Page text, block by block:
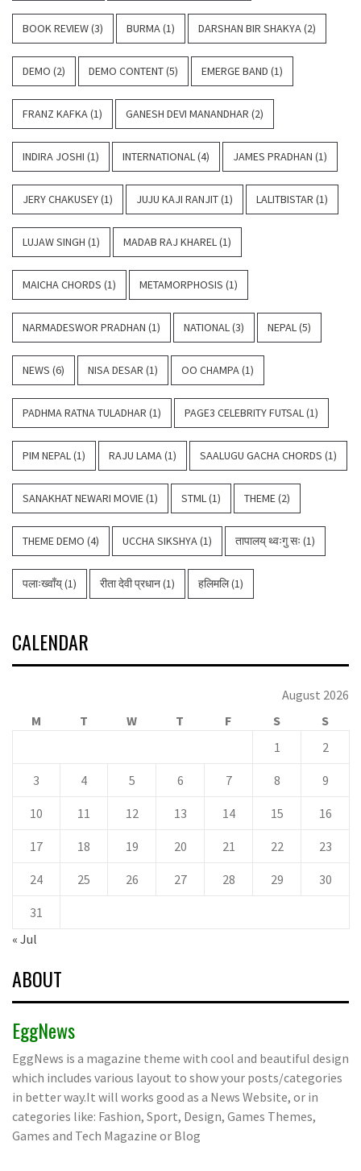
BOOK REVIEW(3) BURMA(1) DARSHAN BIR SHAKYA(2)
DEMO (2) DEMO CONTENT(5) EMERGE BAND (1)
FRANZ KAFKA(1) GANESH DEVI MANANDHAR (2)
INDIRA JOSHI (1) INTERNATIONAL(4) JAMES PRADHAN (1)
JERY CHAKUSEY(1) JUJU KAJI RANJIT(1) LALITBISTAR (1)
LUJAW SINGH (1) MADAB RAJ KHAREL(1)
MAICHA CHORDS (1) METAMORPHOSIS (1)
NARMADESWOR PRADHAN (1) NATIONAL(3) NEPAL(5)
NEWS (6) NISA DESAR (1) OO CHAMPA(1)
PADHMA RATNA TULADHAR (1) PAGE3 CELEBRITY FUTSAL(1)
PIM NEPAL(1) RAJU LAMA(1) SAALUGU GACHA CHORDS (1)
SANAKHAT NEWARI MOVIE(1) STML(1) THEME(2)
THEME DEMO (4) UCCHA SIKSHYA(1) तापालय् थ्वःगु सः (1)
पलाःख्वाँय्(1) रीता देवी प्रधान(1) हलिमलि(1)
CALENDAR
August 2026
M
T W T F S
S
1
2
3 4 5 6 7 8 9
10 11 12 13 14 15 16
17 18 19 20 21 22 23
24 25 26 27 28 29 30
31
« Jul
ABOUT
EggNews
EggNews is a magazine theme with cool and beautiful design
which includes various layout to show your posts/categories
in better way.It will works good as a News Website, or in
categories like: Fashion, Sport, Design, Games Themes,
Games and Tech Magazine or Blog